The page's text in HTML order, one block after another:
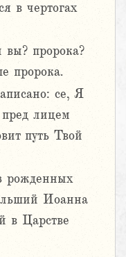
в чертогах
вы? пророка?
пророка.
се, Я
лицем
путь Твой
рожденных
Иоанна
в Царстве